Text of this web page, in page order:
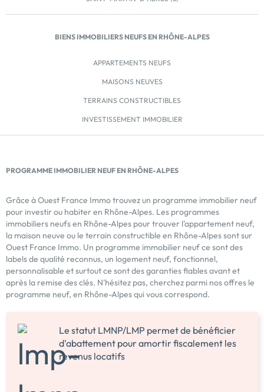
BIENS IMMOBILIERS NEUFS EN RHÔNE-ALPES
APPARTEMENTS NEUFS
MAISONS NEUVES
TERRAINS CONSTRUCTIBLES
INVESTISSEMENT IMMOBILIER
PROGRAMME IMMOBILIER NEUF EN RHÔNE-ALPES
Grâce à Ouest France Immo trouvez un programme immobilier neuf
pour investir ou habiter en Rhône-Alpes. Les programmes
immobiliers neufs en Rhône-Alpes pour trouver l'appartement neuf,
la maison neuve ou le terrain constructible en Rhône-Alpes sont sur
Ouest France Immo. Un programme immobilier neuf ce sont des
labels de qualité reconnus, un logement neuf, fonctionnel,
personnalisable et surtout ce sont des garanties fiables avant et
après la remise des clés. N'hésitez pas, cherchez parmi nos offres le
programme neuf, en Rhône-Alpes qui vous correspond.
Le statut LMNP/LMP permet de bénéficier
d'abattement pour amortir fiscalement les
revenus locatifs